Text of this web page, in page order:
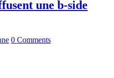
une b-side
0 Comments